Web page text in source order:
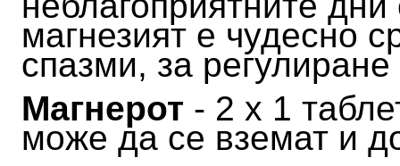
магнезият е чудесно
спазми, за
Магнерот - 2 х 1
може да се вземат и